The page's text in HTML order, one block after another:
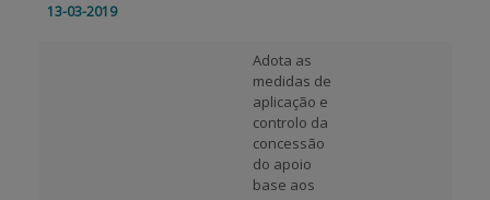
13-03-2019
Adota as
medidas de
aplicação e
controlo da
concessão
do apoio
base aos